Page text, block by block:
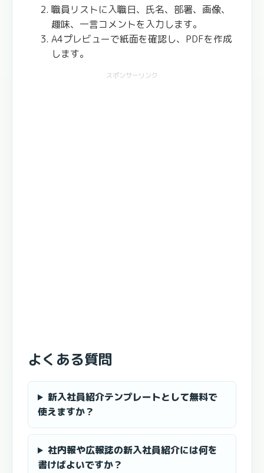
職員リストに入職日、氏名、部署、画像、
趣味、一言コメントを入力します。
A4プレビューで紙面を確認し、PDFを作成
します。
スポンサーリンク
よくある質問
新入社員紹介テンプレートとして無料で
使えますか？
社内報や広報誌の新入社員紹介には何を
書けばよいですか？